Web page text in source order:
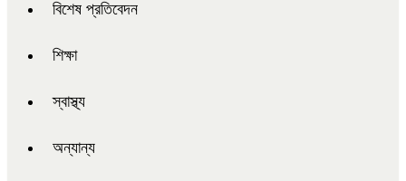
বিশেষ প্রতিবেদন
শিক্ষা
স্বাস্থ্য
অন্যান্য